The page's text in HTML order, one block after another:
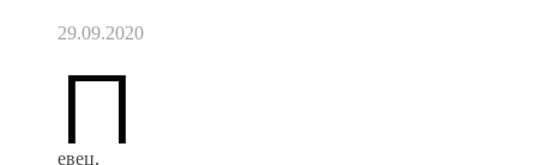
29.09.2020
П
евец,